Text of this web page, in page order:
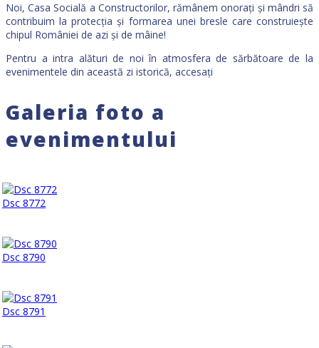
Noi, Casa Socială a Constructorilor, rămânem onorați și mândri să
contribuim la protecția și formarea unei bresle care construiește
chipul României de azi și de mâine!
Pentru a intra alături de noi în atmosfera de sărbătoare de la
evenimentele din această zi istorică, accesați
Galeria foto a
evenimentului
Dsc 8772
Dsc 8790
Dsc 8791